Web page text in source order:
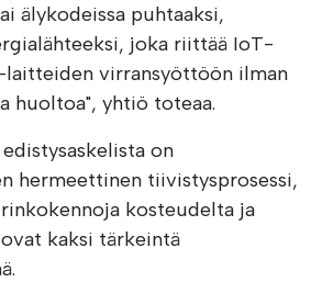
älykodeissa puhtaaksi,
joka riittää IoT-
virransyöttöön ilman
huoltoa", yhtiö toteaa.
on
hermeettinen tiivistysprosessi,
kosteudelta ja
kaksi tärkeintä